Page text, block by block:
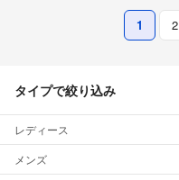
1 2
タイプで絞り込み
レディース
メンズ